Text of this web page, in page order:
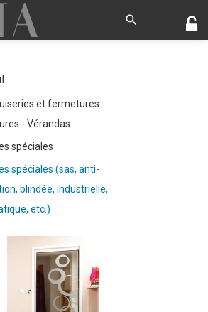
et fermetures
- Vérandas
spéciales
spéciales (sas, anti-
blindée, industrielle,
etc.)